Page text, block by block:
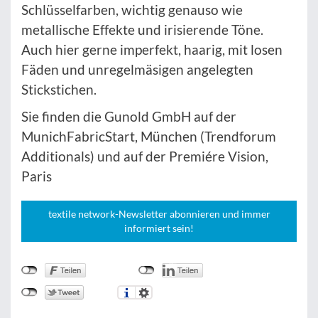
Schlüsselfarben, wichtig genauso wie
metallische Effekte und irisierende Töne.
Auch hier gerne imperfekt, haarig, mit losen
Fäden und unregelmäsigen angelegten
Stickstichen.
Sie finden die Gunold GmbH auf der
MunichFabricStart, München (Trendforum
Additionals) und auf der Premiére Vision,
Paris
textile network-Newsletter abonnieren und immer
informiert sein!